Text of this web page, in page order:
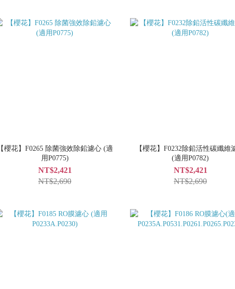
【櫻花】F0265 除菌強效除鉛濾心 (適
用P0775)
NT$2,421
NT$2,690
【櫻花】F0232除鉛活性碳纖維
(適用P0782)
NT$2,421
NT$2,690